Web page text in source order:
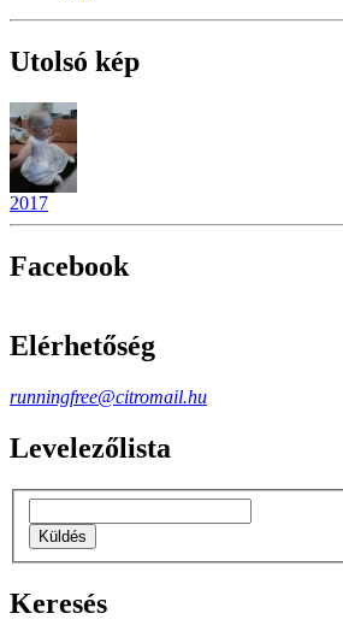
Utolsó kép
2017
Facebook
Elérhetőség
runningfree@citromail.hu
Levelezőlista
Keresés